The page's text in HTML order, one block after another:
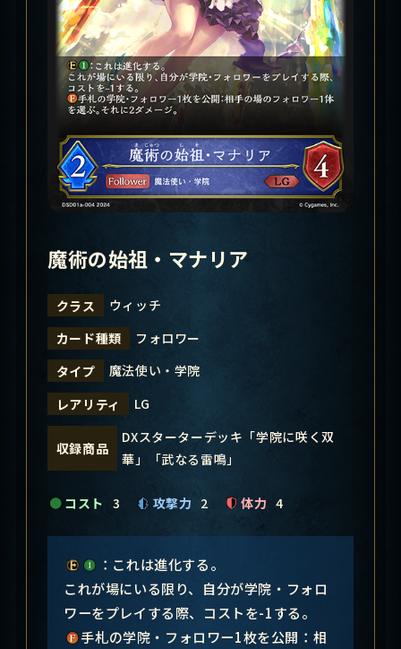
魔術の始祖・マナリア
クラス
ウィッチ
カード種類
フォロワー
タイプ
魔法使い・学院
レアリティ
LG
収録商品
DXスターターデッキ「学院に咲く双
華」「武なる雷鳴」
コスト 3 攻撃力 2 体力 4
：これは進化する。
これが場にいる限り、自分が学院・フォロ
ワーをプレイする際、コストを-1する。
手札の学院・フォロワー1枚を公開：相